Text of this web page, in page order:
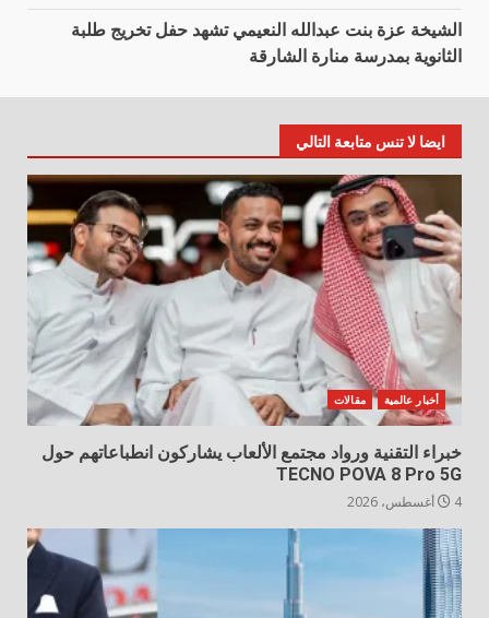
الشيخة عزة بنت عبدالله النعيمي تشهد حفل تخريج طلبة
الثانوية بمدرسة منارة الشارقة
ايضا لا تنس متابعة التالي
أخبار عالمية مقالات
خبراء التقنية ورواد مجتمع الألعاب يشاركون انطباعاتهم حول
TECNO POVA 8 Pro 5G
4 أغسطس، 2026